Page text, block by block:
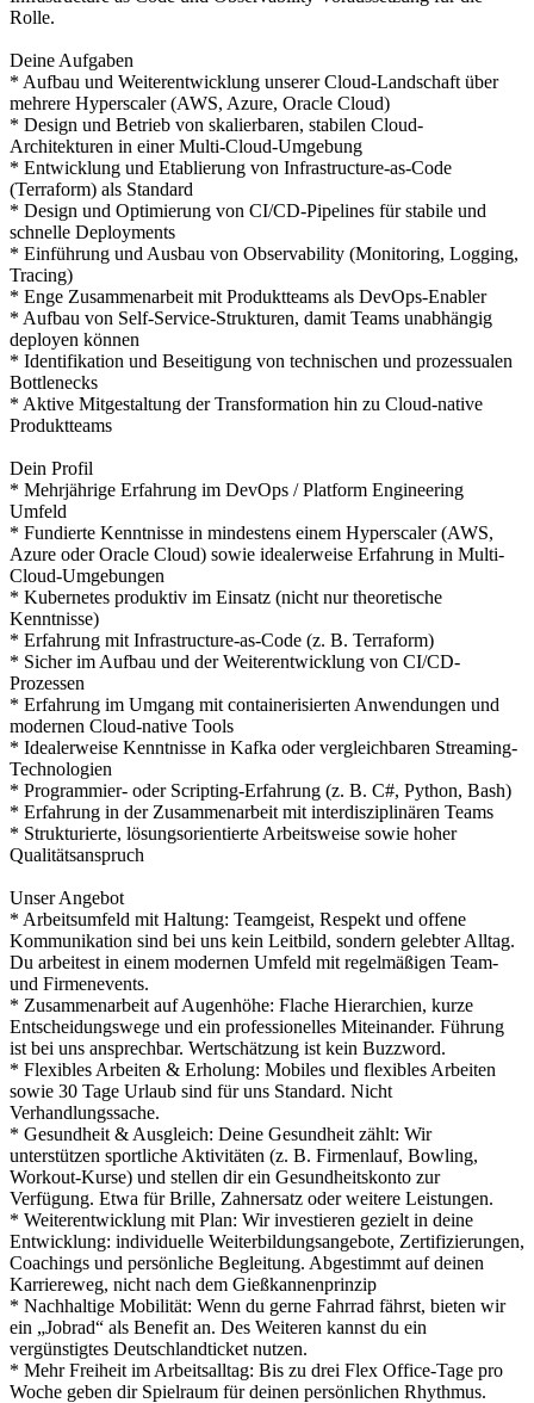
Rolle.
Deine Aufgaben
* Aufbau und Weiterentwicklung unserer Cloud-Landschaft über
mehrere Hyperscaler (AWS, Azure, Oracle Cloud)
* Design und Betrieb von skalierbaren, stabilen Cloud-
Architekturen in einer Multi-Cloud-Umgebung
* Entwicklung und Etablierung von Infrastructure-as-Code
(Terraform) als Standard
* Design und Optimierung von CI/CD-Pipelines für stabile und
schnelle Deployments
* Einführung und Ausbau von Observability (Monitoring, Logging,
Tracing)
* Enge Zusammenarbeit mit Produktteams als DevOps-Enabler
* Aufbau von Self-Service-Strukturen, damit Teams unabhängig
deployen können
* Identifikation und Beseitigung von technischen und prozessualen
Bottlenecks
* Aktive Mitgestaltung der Transformation hin zu Cloud-native
Produktteams
Dein Profil
* Mehrjährige Erfahrung im DevOps / Platform Engineering
Umfeld
* Fundierte Kenntnisse in mindestens einem Hyperscaler (AWS,
Azure oder Oracle Cloud) sowie idealerweise Erfahrung in Multi-
Cloud-Umgebungen
* Kubernetes produktiv im Einsatz (nicht nur theoretische
Kenntnisse)
* Erfahrung mit Infrastructure-as-Code (z. B. Terraform)
* Sicher im Aufbau und der Weiterentwicklung von CI/CD-
Prozessen
* Erfahrung im Umgang mit containerisierten Anwendungen und
modernen Cloud-native Tools
* Idealerweise Kenntnisse in Kafka oder vergleichbaren Streaming-
Technologien
* Programmier- oder Scripting-Erfahrung (z. B. C#, Python, Bash)
* Erfahrung in der Zusammenarbeit mit interdisziplinären Teams
* Strukturierte, lösungsorientierte Arbeitsweise sowie hoher
Qualitätsanspruch
Unser Angebot
* Arbeitsumfeld mit Haltung: Teamgeist, Respekt und offene
Kommunikation sind bei uns kein Leitbild, sondern gelebter Alltag.
Du arbeitest in einem modernen Umfeld mit regelmäßigen Team-
und Firmenevents.
* Zusammenarbeit auf Augenhöhe: Flache Hierarchien, kurze
Entscheidungswege und ein professionelles Miteinander. Führung
ist bei uns ansprechbar. Wertschätzung ist kein Buzzword.
* Flexibles Arbeiten & Erholung: Mobiles und flexibles Arbeiten
sowie 30 Tage Urlaub sind für uns Standard. Nicht
Verhandlungssache.
* Gesundheit & Ausgleich: Deine Gesundheit zählt: Wir
unterstützen sportliche Aktivitäten (z. B. Firmenlauf, Bowling,
Workout-Kurse) und stellen dir ein Gesundheitskonto zur
Verfügung. Etwa für Brille, Zahnersatz oder weitere Leistungen.
* Weiterentwicklung mit Plan: Wir investieren gezielt in deine
Entwicklung: individuelle Weiterbildungsangebote, Zertifizierungen,
Coachings und persönliche Begleitung. Abgestimmt auf deinen
Karriereweg, nicht nach dem Gießkannenprinzip
* Nachhaltige Mobilität: Wenn du gerne Fahrrad fährst, bieten wir
ein „Jobrad“ als Benefit an. Des Weiteren kannst du ein
vergünstigtes Deutschlandticket nutzen.
* Mehr Freiheit im Arbeitsalltag: Bis zu drei Flex Office-Tage pro
Woche geben dir Spielraum für deinen persönlichen Rhythmus.